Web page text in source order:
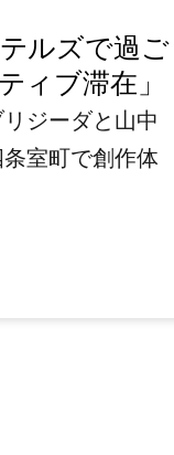
ルズで過ご
ィブ滞在」
ジーダと山中
室町で創作体